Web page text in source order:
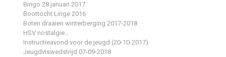
Bingo 28 januari 2017
Boottocht Linge 2016
Boten draaien winterberging 2017-2018
HSV nostalgie…
Instructieavond voor de jeugd (20-10-2017)
Jeugdviswedstrijd 07-09-2018